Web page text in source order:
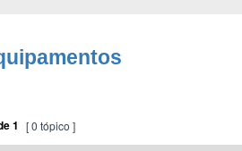
1 [ 0 tópico ]